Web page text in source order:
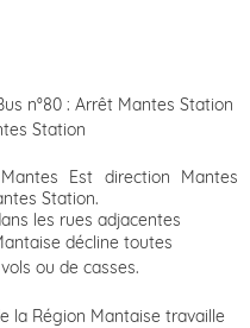
n°80 : Arrêt Mantes Station
Station
Est direction Mantes
Station.
les rues adjacentes
décline toutes
ou de casses.
la Région Mantaise travaille